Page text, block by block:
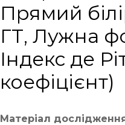
Прямий
ГТ, Лужна
Індекс де
коефіцієнт)
Матеріал